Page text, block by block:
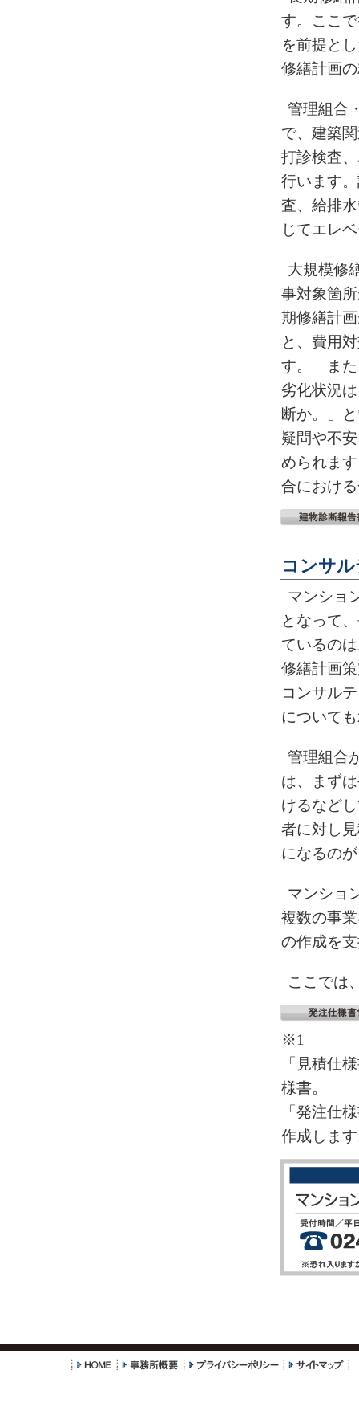
す。ここ
を前提と
修繕計画
管理組合
で、建築
打診検査
行います
査、給排
じてエレ
大規模修
事対象箇
期修繕計
と、費用
す。 また
劣化状況
断か。」
疑問や不
められま
合におけ
コンサ
マンショ
となって
ているの
修繕計画
コンサル
について
管理組合
は、まず
けるなど
者に対し
になるの
マンショ
複数の事
の作成を
ここでは
※1
「見積仕
様書。
「発注仕
作成しま